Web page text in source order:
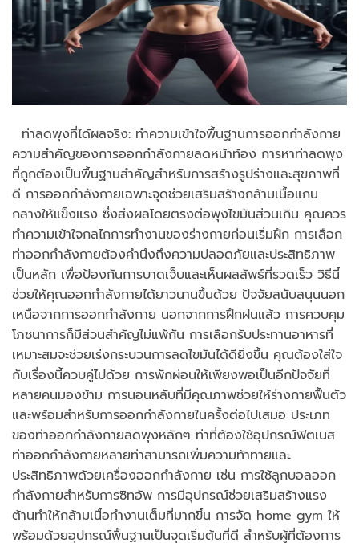
ท่าลดพุงที่ได้ผลจริง: ทำความเข้าใจพื้นฐานการออกกำลังกาย
ความสำคัญของการออกกำลังกายลดหน้าท้อง การหาท่าลดพุง
ที่ถูกต้องเป็นพื้นฐานสำคัญสำหรับการสร้างรูปร่างและสุขภาพที่
ดี การออกกำลังกายเฉพาะจุดช่วยเสริมสร้างกล้ามเนื้อแกน
กลางให้แข็งแรง ซึ่งส่งผลโดยตรงต่อพุงไขมันส่วนเกิน คุณควร
ทำความเข้าใจกลไกการทำงานของร่างกายก่อนเริ่มฝึก การเลือก
ท่าออกกำลังกายต้องคำนึงถึงความปลอดภัยและประสิทธิภาพ
เป็นหลัก เพื่อป้องกันการบาดเจ็บและเห็นผลลัพธ์ที่รวดเร็ว วิธีนี้
ช่วยให้คุณออกกำลังกายได้ยาวนานขึ้นด้วย ปัจจัยสนับสนุนนอก
เหนือจากการออกกำลังกาย นอกจากการฝึกฝนแล้ว การควบคุม
โภชนาการก็มีส่วนสำคัญไม่แพ้กัน การเลือกรับประทานอาหารที่
เหมาะสมจะช่วยเร่งกระบวนการลดไขมันได้ดียิ่งขึ้น คุณต้องใส่ใจ
กับเรื่องนี้ควบคู่ไปด้วย การพักผ่อนให้เพียงพอเป็นอีกปัจจัยที่
หลายคนมองข้าม การนอนหลับที่มีคุณภาพช่วยให้ร่างกายฟื้นตัว
และพร้อมสำหรับการออกกำลังกายในครั้งต่อไปเสมอ ประเภท
ของท่าออกกำลังกายลดพุงหลักๆ ท่าที่ต้องใช้อุปกรณ์ฟิตเนส
ท่าออกกำลังกายหลายท่าสามารถเพิ่มความท้าทายและ
ประสิทธิภาพด้วยเครื่องออกกำลังกาย เช่น การใช้ลูกบอลออก
กำลังกายสำหรับการซิทอัพ การมีอุปกรณ์ช่วยเสริมสร้างแรง
ต้านทำให้กล้ามเนื้อทำงานเต็มที่มากขึ้น การจัด home gym ให้
พร้อมด้วยอุปกรณ์พื้นฐานเป็นจุดเริ่มต้นที่ดี สำหรับผู้ที่ต้องการ